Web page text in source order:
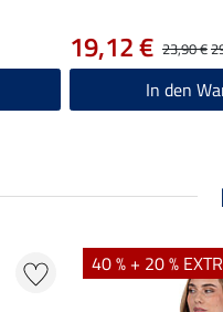
23,90 €
19,12 €
In den
40 % + 20 %